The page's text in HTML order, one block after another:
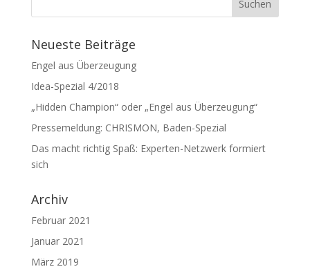
Neueste Beiträge
Engel aus Überzeugung
Idea-Spezial 4/2018
„Hidden Champion“ oder „Engel aus Überzeugung“
Pressemeldung: CHRISMON, Baden-Spezial
Das macht richtig Spaß: Experten-Netzwerk formiert
sich
Archiv
Februar 2021
Januar 2021
März 2019